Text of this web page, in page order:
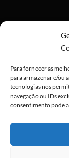
Para fornecer as
para armazenar e/ou
tecnologias nos
navegação ou IDs
consentimento pode